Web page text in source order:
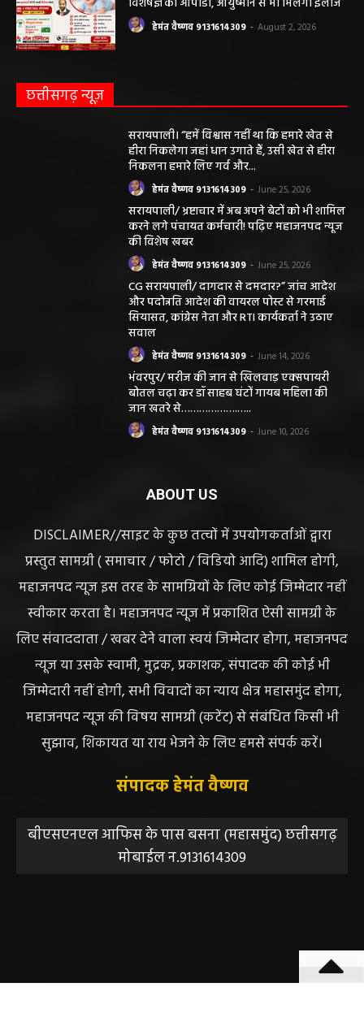
करने लगे पंचायत कर्मचारी! पढ़िए महाजनपद न्यूज
की विशेष खबर
सवाल
हेमंत वैष्णव 9131614309 - June 14, 2026
भंवरपुर/ मरीज की जान से खिलवाड़ एक्सपायरी
बोतल चढ़ा कर डॉ साहब घंटों गायब महिला की
जान खतरे से……………….…..
हेमंत वैष्णव 9131614309 - June 10, 2026
ABOUT US
DISCLAIMER//साइट के कुछ तत्वों में उपयोगकर्ताओं द्वारा
प्रस्तुत सामग्री ( समाचार / फोटो / विडियो आदि) शामिल होगी,
महाजनपद न्यूज इस तरह के सामग्रियों के लिए कोई जिम्मेदार नहीं
स्वीकार करता है। महाजनपद न्यूज में प्रकाशित ऐसी सामग्री के
लिए संवाददाता / खबर देने वाला स्वयं जिम्मेदार होगा, महाजनपद
न्यूज या उसके स्वामी, मुद्रक, प्रकाशक, संपादक की कोई भी
महाजनपद न्यूज की विषय सामग्री (कटेंट) से संबंधित किसी भी
सुझाव, शिकायत या राय भेजने के लिए हमसे संपर्क करें।
संपादक हेमंत वैष्णव
बीएसएनएल आफिस के पास बसना (महासमुंद) छत्तीसगढ़
मोबाईल न.9131614309